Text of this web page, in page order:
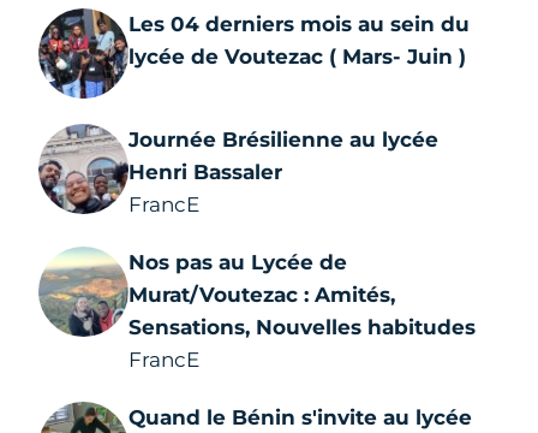
Les 04 derniers mois au sein du
lycée de Voutezac ( Mars- Juin )
Journée Brésilienne au lycée
Henri Bassaler
FrancE
Nos pas au Lycée de
Murat/Voutezac : Amités,
Sensations, Nouvelles habitudes
FrancE
Quand le Bénin s'invite au lycée